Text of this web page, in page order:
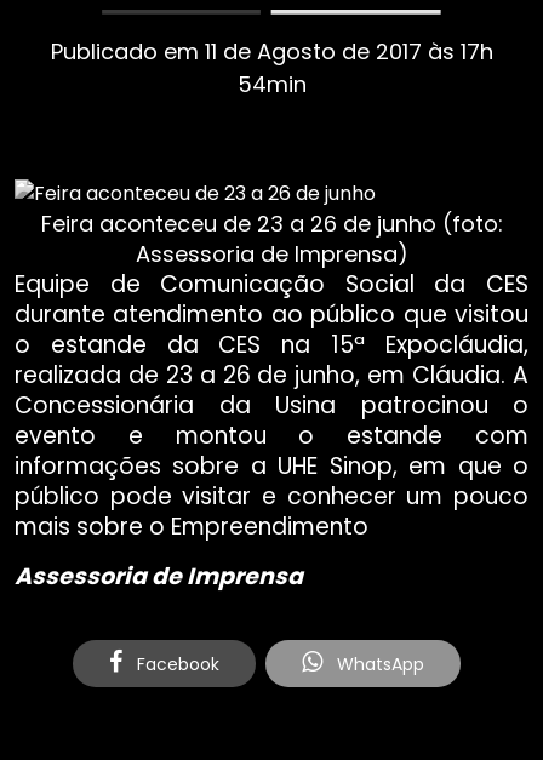
Publicado em 11 de Agosto de 2017 às 17h
54min
Feira aconteceu de 23 a 26 de junho (foto:
Assessoria de Imprensa)
Equipe de Comunicação Social da CES
durante atendimento ao público que visitou
o estande da CES na 15ª Expocláudia,
realizada de 23 a 26 de junho, em Cláudia. A
Concessionária da Usina patrocinou o
evento e montou o estande com
informações sobre a UHE Sinop, em que o
público pode visitar e conhecer um pouco
mais sobre o Empreendimento
Assessoria de Imprensa
Facebook WhatsApp